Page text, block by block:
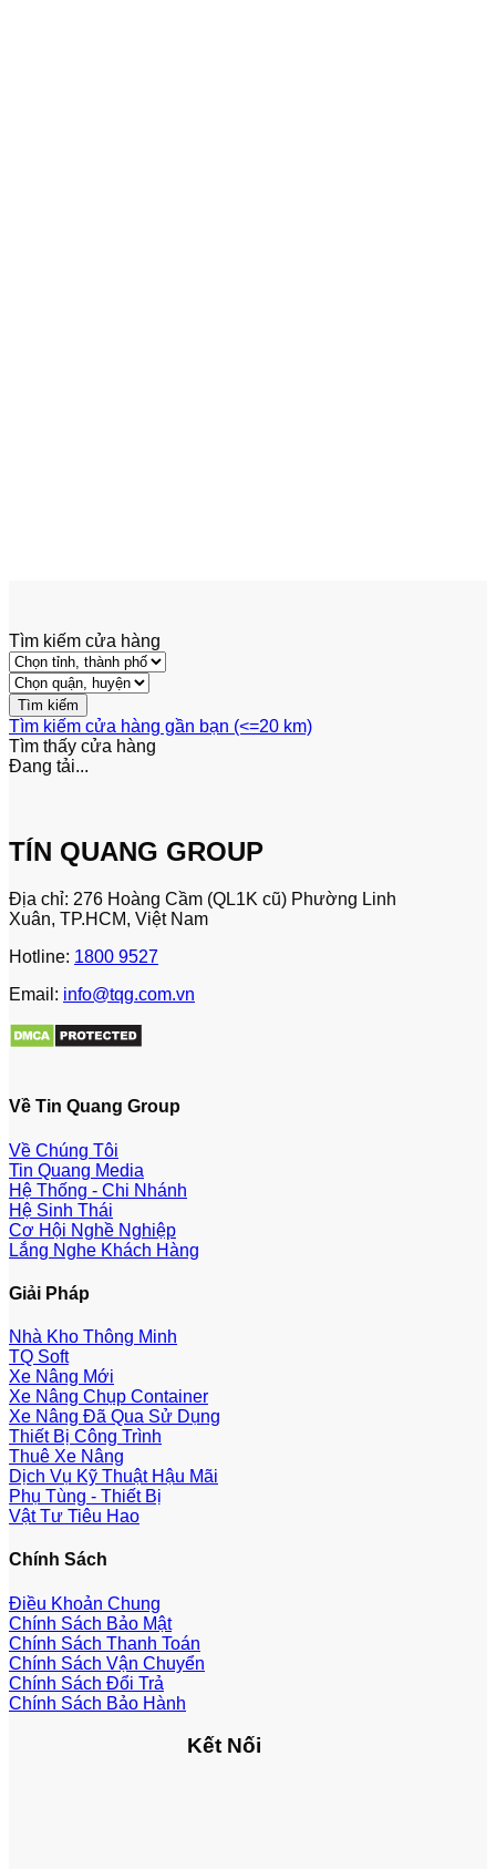
Tìm kiếm cửa hàng
Tìm kiếm cửa hàng gần bạn (<=20 km)
Tìm thấy cửa hàng
Đang tải...
TÍN QUANG GROUP
Địa chỉ: 276 Hoàng Cầm (QL1K cũ) Phường Linh
Xuân, TP.HCM, Việt Nam
Hotline: 1800 9527
Email: info@tqg.com.vn
Về Tin Quang Group
Về Chúng Tôi
Tin Quang Media
Hệ Thống - Chi Nhánh
Hệ Sinh Thái
Cơ Hội Nghề Nghiệp
Lắng Nghe Khách Hàng
Giải Pháp
Nhà Kho Thông Minh
TQ Soft
Xe Nâng Mới
Xe Nâng Chụp Container
Xe Nâng Đã Qua Sử Dụng
Thiết Bị Công Trình
Thuê Xe Nâng
Dịch Vụ Kỹ Thuật Hậu Mãi
Phụ Tùng - Thiết Bị
Vật Tư Tiêu Hao
Chính Sách
Điều Khoản Chung
Chính Sách Bảo Mật
Chính Sách Thanh Toán
Chính Sách Vận Chuyển
Chính Sách Đổi Trả
Chính Sách Bảo Hành
Kết Nối